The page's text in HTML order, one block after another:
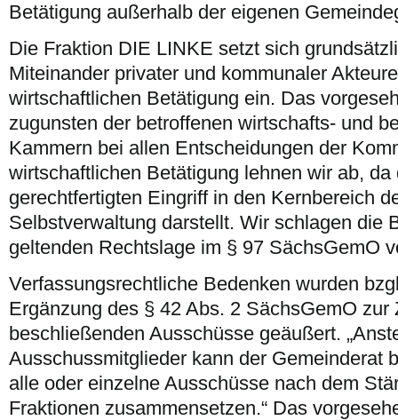
Betätigung außerhalb der eigenen
Die Fraktion DIE LINKE setzt sich
Miteinander privater und kommunaler
wirtschaftlichen Betätigung ein. Das
zugunsten der betroffenen wirtschafts- und
Kammern bei allen Entscheidungen der
wirtschaftlichen Betätigung lehnen wir ab, da
gerechtfertigten Eingriff in den Kernbereich
Selbstverwaltung darstellt. Wir schlagen die
geltenden Rechtslage im § 97 SächsGemO
Verfassungsrechtliche Bedenken wurden
Ergänzung des § 42 Abs. 2 SächsGemO zur
beschließenden Ausschüsse geäußert.
Ausschussmitglieder kann der Gemeinderat
alle oder einzelne Ausschüsse nach dem
Fraktionen zusammensetzen.“ Das